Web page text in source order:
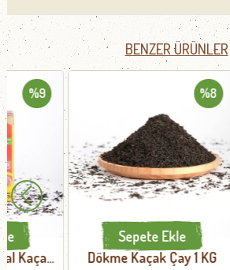
BENZER ÜRÜNLER
Dökme Kaçak Çay 1 KG
Sepete Ekle